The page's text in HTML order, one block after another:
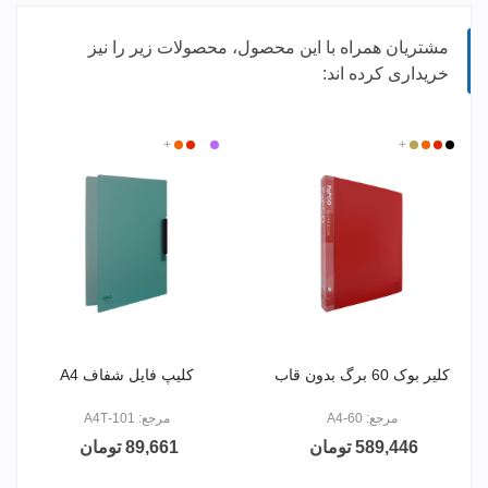
مشتریان همراه با این محصول، محصولات زیر را نیز
خریداری کرده اند:
مشکی
قرمزنارنجی
کرم
+
کلیر بوک 60 برگ بدون قاب
مرجع: A4-60
589,446 تومان
بنفش
بیقرمزنارنجی
+
کلیپ فایل شفاف A4
مرجع: 101-A4T
89,661 تومان